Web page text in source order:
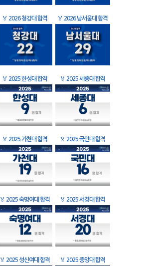
🏅 2026 청강대 합격 🏅 2026 남서울대 합격
🏅 2025 한성대 합격 🏅 2025 세종대 합격
🏅 2025 가천대 합격 🏅 2025 국민대 합격
🏅 2025 숙명여대 합격 🏅 2025 서경대 합격
🏅 2025 성신여대 합격 🏅 2025 중앙대 합격